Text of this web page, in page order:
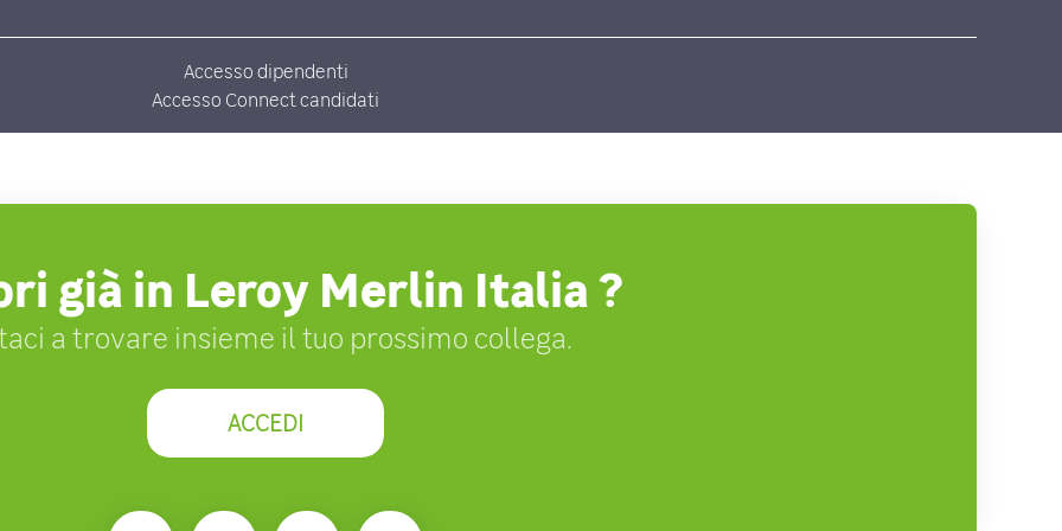
Accesso dipendenti
Accesso Connect candidati
già in Leroy Merlin Italia ?
a trovare insieme il tuo prossimo collega.
ACCEDI